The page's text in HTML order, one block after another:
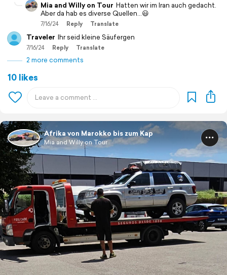
Mia and Willy on Tour Hatten wir im Iran auch gedacht.
Aber da hab es diverse Quellen...😃
7/16/24 Reply Translate
Traveler Ihr seid kleine Säufergen
7/16/24 Reply Translate
2 more comments
10 likes
Afrika von Marokko bis zum Kap
Mia and Willy on Tour